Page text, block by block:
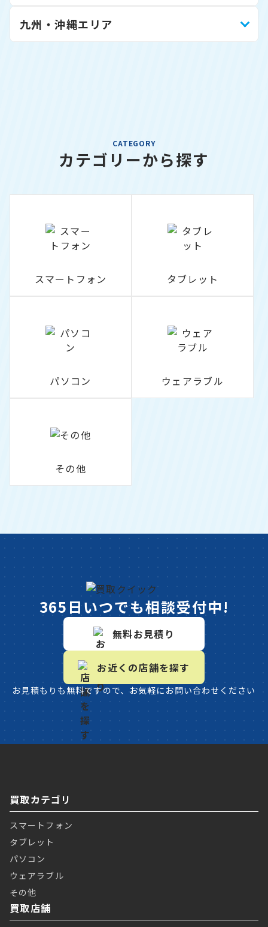
九州・沖縄エリア
CATEGORY
カテゴリーから探す
スマートフォン タブレット
パソコン ウェアラブル
その他
365日いつでも相談受付中!
無料お見積り
お近くの店舗を探す
お見積もりも無料ですので、お気軽にお問い合わせください
買取カテゴリ
スマートフォン
タブレット
パソコン
ウェアラブル
その他
買取店舗